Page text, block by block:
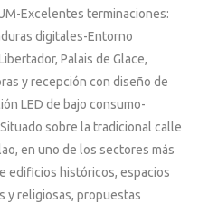
Excelentes terminaciones:
digitales-Entorno
Palais de Glace,
y recepción con diseño de
LED de bajo consumo-
sobre la tradicional calle
en uno de los sectores más
edificios históricos, espacios
y religiosas, propuestas